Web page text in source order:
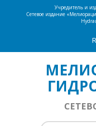
Учредитель и
Сетевое издание